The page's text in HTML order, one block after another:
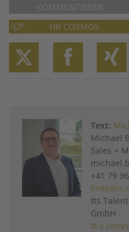
KOMMENTIEREN
HR COSMOS
Text:
Michael
Sales +
+41 79
tts
GmbH
tt-s.com/